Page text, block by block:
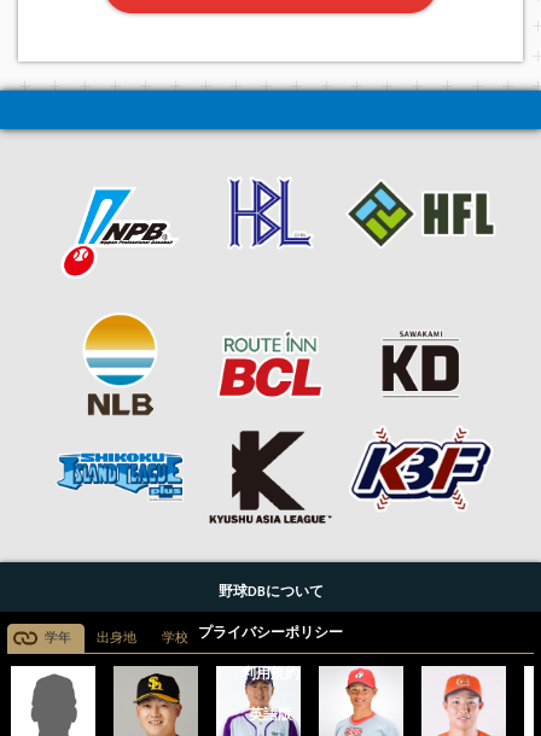
学年 出身地 学校
野球DBについて
プライバシーポリシー
利用規約
英語版